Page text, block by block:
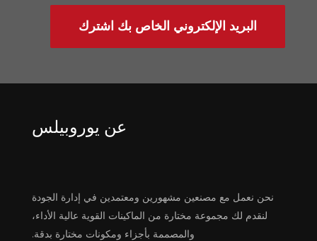
البريد الإلكتروني الخاص بك اشترك
عن يوروبيلس
نحن نعمل مع مصنعين مشهورين ومعتمدين في إدارة الجودة
لنقدم لك مجموعة مختارة من الماكينات القوية عالية الأداء،
والمصممة بأجزاء ومكونات مختارة بدقة.